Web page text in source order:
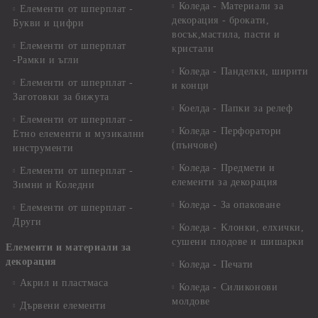
Елементи от шперплат -
Букви и цифри
Елементи от шперплат
-Рамки и ъгли
Елементи от шперплат -
Заготовки за бижута
Елементи от шперплат -
Етно елементи и музикални
инструменти
Елементи от шперплат -
Зимни и Коледни
Елементи от шперплат -
Други
Елементи и материали за
декорация
Акрил и пластмаса
Дървени елементи
Коледа - Материали за
декорация - брокати,
восък,мастила, пасти и
кристали
Коледа - Панделки, ширити
и конци
Коелда - Папки за релеф
Коледа - Перфоратори
(пънчове)
Коледа - Предмети и
елементи за декорация
Коледа - За опаковане
Коледа - Kлонки, елхички,
сушени плодове и шишарки
Коледа - Печати
Коледа - Силиконови
молдове